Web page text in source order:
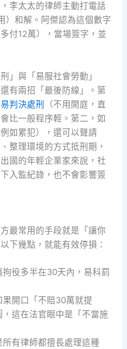
李太太的律師主動打電話
）和解。阿傑認為這個數字
付12萬），當場簽字，並
」與「易服社會勞動」
有兩招「最後防線」。第
判決處刑
（不用開庭，直
比一般程序輕。第二，如
如累犯），還可以聲請
整理環境的方式抵刑期，
國的年輕企業家來說，社
入監紀錄，也不會影響簽
最常用的手段就是「讓你
下幾點，就能有效停損：
拘役多半在30天內，易科罰
果開口「不賠30萬就提
這在法官眼中是「不當施
所有律師都擅長處理這種